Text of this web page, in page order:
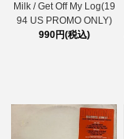
Milk / Get Off My Log(19
94 US PROMO ONLY)
990円(税込)